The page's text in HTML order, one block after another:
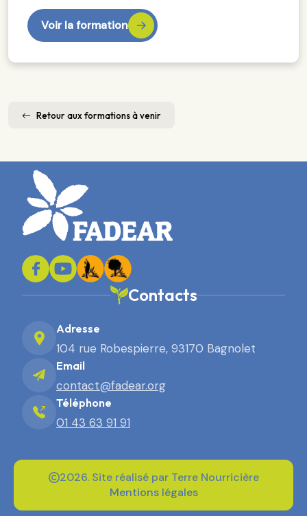
Voir la formation
Retour aux formations à venir
Contacts
Adresse
104 rue Robespierre, 93170 Bagnolet
Email
contact@fadear.org
Téléphone
01 43 63 91 91
2026. Site réalisé par Terre Nourricière
Mentions légales